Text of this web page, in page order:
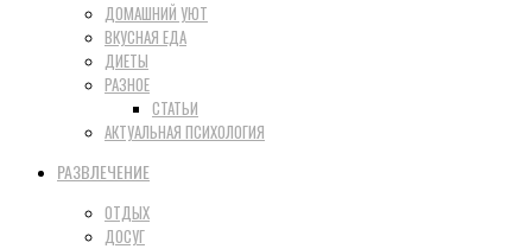
ДОМАШНИЙ УЮТ
ВКУСНАЯ ЕДА
ДИЕТЫ
РАЗНОЕ
СТАТЬИ
АКТУАЛЬНАЯ ПСИХОЛОГИЯ
РАЗВЛЕЧЕНИЕ
ОТДЫХ
ДОСУГ